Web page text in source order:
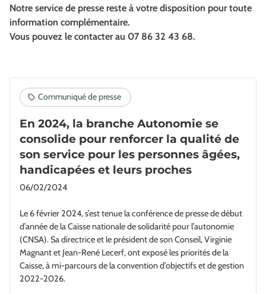
Notre service de presse reste à votre disposition pour toute
information complémentaire.
Vous pouvez le contacter au 07 86 32 43 68.
En 2024, la branche Autonomie se
consolide pour renforcer la qualité de
son service pour les personnes âgées,
handicapées et leurs proches
06/02/2024
Le 6 février 2024, s’est tenue la conférence de presse de début
d’année de la Caisse nationale de solidarité pour l’autonomie
(CNSA). Sa directrice et le président de son Conseil, Virginie
Magnant et Jean-René Lecerf, ont exposé les priorités de la
Caisse, à mi-parcours de la convention d’objectifs et de gestion
2022-2026.